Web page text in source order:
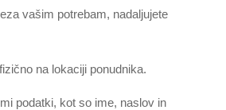
vašim potrebam, nadaljujete
na lokaciji ponudnika.
podatki, kot so ime, naslov in